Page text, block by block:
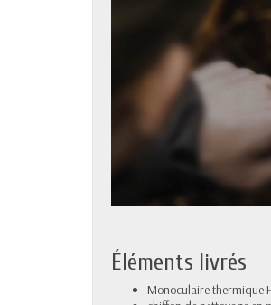
Éléments livrés
Monoculaire thermique